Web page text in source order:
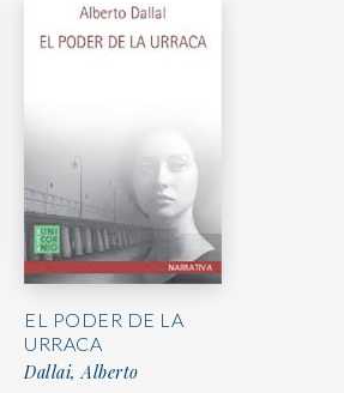
EL PODER DE LA
URRACA
Dallai, Alberto